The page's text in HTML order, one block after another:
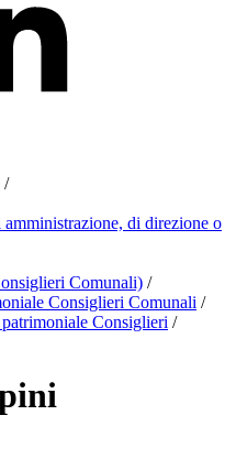
/
di direzione o
Comunali) /
Consiglieri Comunali /
Consiglieri /